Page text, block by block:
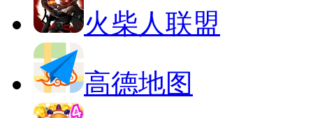
火柴人联盟
高德地图